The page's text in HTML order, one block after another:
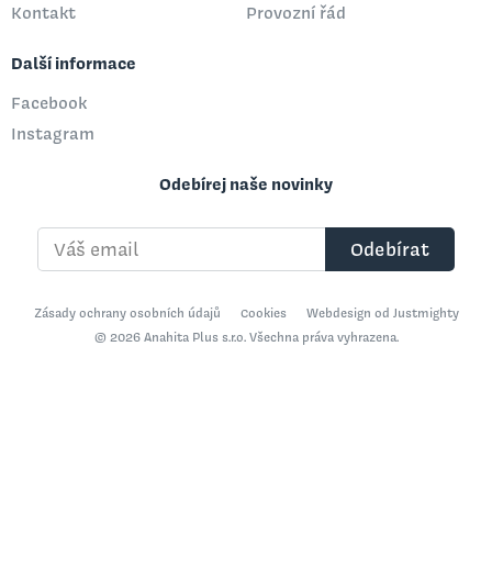
Kontakt
Provozní řád
Další informace
Facebook
Instagram
Odebírej naše novinky
Váš email Odebírat
Zásady ochrany osobních údajů Cookies
Webdesign od Justmighty
© 2026 Anahita Plus s.r.o. Všechna práva vyhrazena.